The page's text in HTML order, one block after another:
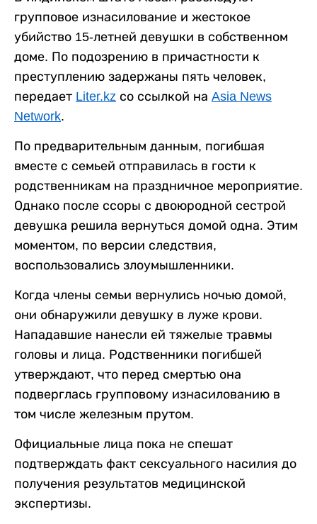
групповое изнасилование и жестокое
убийство 15-летней девушки в собственном
доме. По подозрению в причастности к
преступлению задержаны пять человек,
передает Liter.kz со ссылкой на Asia News
Network.
По предварительным данным, погибшая
вместе с семьей отправилась в гости к
родственникам на праздничное мероприятие.
Однако после ссоры с двоюродной сестрой
девушка решила вернуться домой одна. Этим
моментом, по версии следствия,
воспользовались злоумышленники.
Когда члены семьи вернулись ночью домой,
они обнаружили девушку в луже крови.
Нападавшие нанесли ей тяжелые травмы
головы и лица. Родственники погибшей
утверждают, что перед смертью она
подверглась групповому изнасилованию в
том числе железным прутом.
Официальные лица пока не спешат
подтверждать факт сексуального насилия до
получения результатов медицинской
экспертизы.